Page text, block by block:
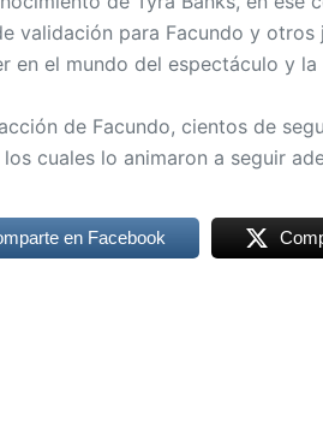
validación para Facundo y otros
en el mundo del espectáculo y la
de Facundo, cientos de
cuales lo animaron a seguir
en Facebook